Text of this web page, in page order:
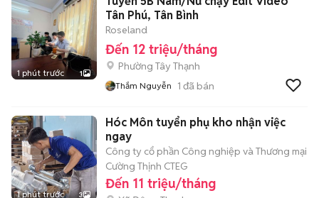
1 phút trước 1
Tân Phú, Tân Bình
Roseland
Đến 12 triệu/tháng
Phường Tây Thạnh
Thắm Nguyễn 1 đã bán
1 phút trước 3
Hóc Môn tuyển phụ kho nhận việc
ngay
Công ty cổ phần Công nghiệp và Thương mại
Cường Thịnh CTEG
Đến 11 triệu/tháng